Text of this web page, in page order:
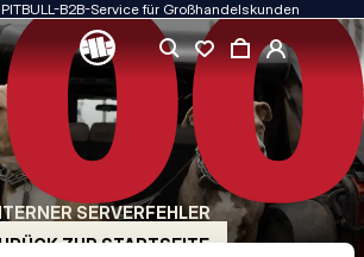
B2B-Service für Großhandelskunden
SERVERFEHLER
ZUR STARTSEITE
FÜR UNS PRIORITÄT
wir mit Leidenschaft. Bei Haltbarkeit, Langlebigkeit der
zum Detail machen wir keine Kompromisse.
zurück ins San Diego der frühen 1990er Jahre. Unser Stil
und kompromisslos.
werden von Sportlern, Kämpfern und unbeirrbaren